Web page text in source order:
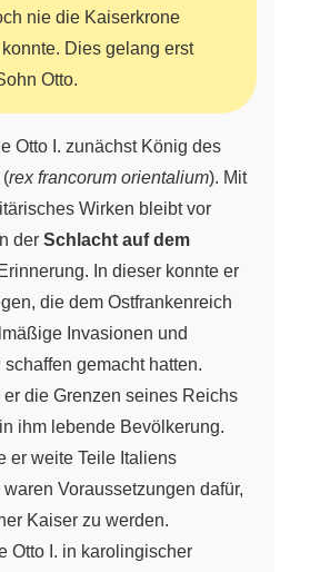
nie die Kaiserkrone
Dies gelang erst
Otto.
Otto I. zunächst König des
(rex francorum orientalium). Mit
Wirken bleibt vor
der Schlacht auf dem
In dieser konnte er
die dem Ostfrankenreich
Invasionen und
gemacht hatten.
er die Grenzen seines Reichs
ihm lebende Bevölkerung.
er weite Teile Italiens
Voraussetzungen dafür,
Kaiser zu werden.
Otto I. in karolingischer